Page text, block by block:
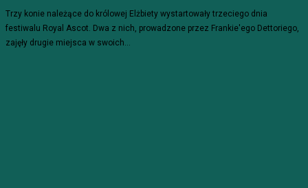
Trzy konie należące do królowej Elżbiety wystartowały trzeciego dnia
festiwalu Royal Ascot. Dwa z nich, prowadzone przez Frankie'ego Dettoriego,
zajęły drugie miejsca w swoich...